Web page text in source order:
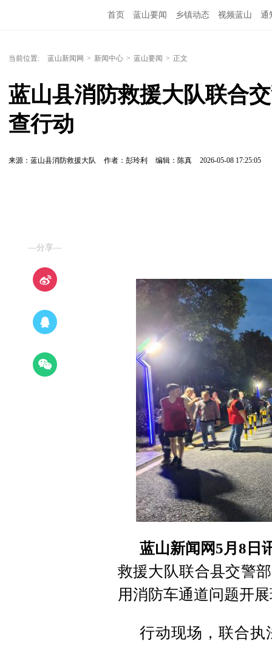
首页 蓝山要闻 乡镇动态 视频蓝山 通
当前位置: 蓝山新闻网 > 新闻中心 > 蓝山要闻 > 正文
蓝山县消防救援大队联合
查行动
来源：蓝山县消防救援大队 作者：彭玲利 编辑：陈真 2026-05-08 17:25:05
—分享—
蓝山新闻网5月8日
救援大队联合县交警
用消防车通道问题开
行动现场，联合执